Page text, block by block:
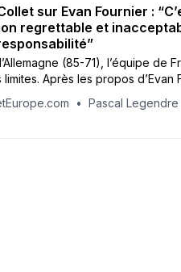
sur Evan Fournier :
regrettable et
(85-71), l’équipe de
Après les propos d’Evan
que la meilleure défense reste
Vincent Collet a regretté cette
Pascal Legendre